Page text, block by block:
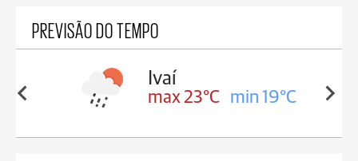
PREVISÃO DO TEMPO
17°C
Ivaí
max 23°C min 19°C